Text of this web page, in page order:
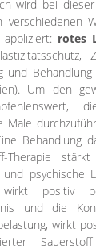
wird bei
rotes
und
Um den
die
Male
Behandlung
Therapie
psychische
positiv
und die
wirkt